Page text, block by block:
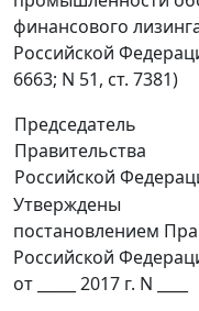
финансового
Российской
6663; N 51, ст. 7381)
Председатель
Правительства
Российской
Утверждены
постановлением
Российской
от _____ 2017 г. N ____